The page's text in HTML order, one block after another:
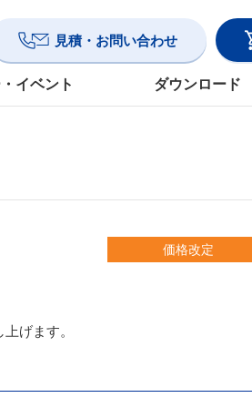
見積・お問い合わせ
イベント ダウンロード
価格改定
げます。